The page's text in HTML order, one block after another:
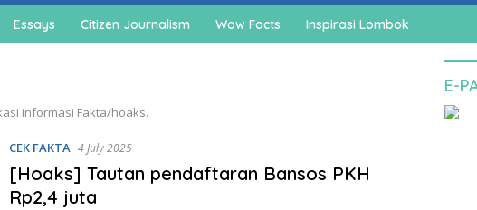
Essays Citizen Journalism Wow Facts Inspirasi Lombok
informasi Fakta/hoaks.
CEK FAKTA 4 July 2025
[Hoaks] Tautan pendaftaran Bansos PKH
Rp2,4 juta
E-